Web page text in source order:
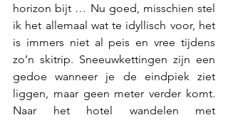
horizon bijt … Nu goed, misschien stel
ik het allemaal wat te idyllisch voor, het
is immers niet al peis en vree tijdens
zo’n skitrip. Sneeuwkettingen zijn een
gedoe wanneer je de eindpiek ziet
liggen, maar geen meter verder komt.
Naar het hotel wandelen met